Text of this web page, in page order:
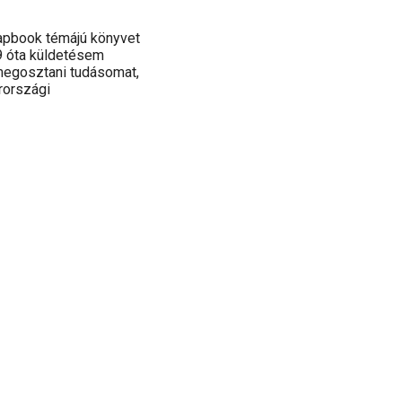
témájú könyvet
óta küldetésem
tudásomat,